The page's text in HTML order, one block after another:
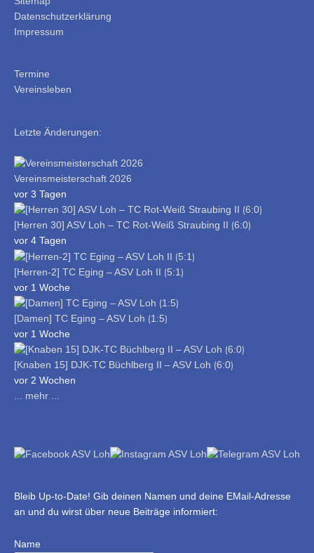
Datenschutzerklärung
Impressum
Termine
Vereinsleben
Letzte Änderungen:
Vereinsmeisterschaft 2026
vor 3 Tagen
[Herren 30] ASV Loh – TC Rot-Weiß Straubing II ⟮6:0⟯
vor 4 Tagen
[Herren-2] TC Eging – ASV Loh II ⟮5:1⟯
vor 1 Woche
[Damen] TC Eging – ASV Loh ⟮1:5⟯
vor 1 Woche
[Knaben 15] DJK-TC Büchlberg II – ASV Loh ⟮6:0⟯
vor 2 Wochen
... mehr ...
Bleib Up-to-Date! Gib deinen Namen und deine EMail-Adresse
an und du wirst über neue Beiträge informiert:
Name